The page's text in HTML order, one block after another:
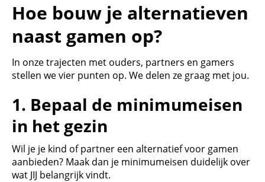
Hoe bouw je alternatieven
naast gamen op?
In onze trajecten met ouders, partners en gamers
stellen we vier punten op. We delen ze graag met jou.
1. Bepaal de minimumeisen
in het gezin
Wil je je kind of partner een alternatief voor gamen
aanbieden? Maak dan je minimumeisen duidelijk over
wat JIJ belangrijk vindt.